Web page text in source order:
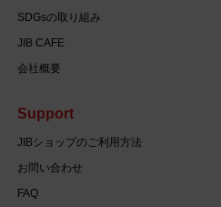
SDGsの取り組み
JIB CAFE
会社概要
Support
JIBショップのご利用方法
お問い合わせ
FAQ